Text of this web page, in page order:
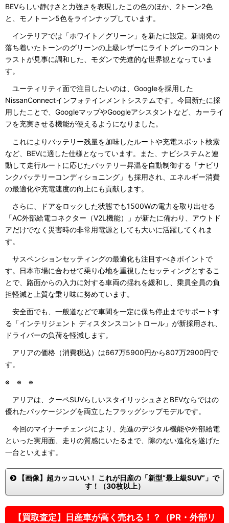
BEVらしい静けさと力強さを表現したこの色のほか、2トーン2色
と、モノトーン5色をラインナップしています。
インテリアでは「ホワイト／グリーン」を新たに設定。新開発の
落ち着いたトーンのグリーンの上級レザーにライトグレーのコント
ラストが見事に調和した、モダンで先進的な世界観となっていま
す。
ユーティリティ面で注目したいのは、Googleを採用した
NissanConnectインフォテインメントシステムです。今回新たに採
用したことで、GoogleマップやGoogleアシスタントなど、カーライ
フを充実させる機能が使えるようになりました。
これによりバッテリー残量を加味したルートや充電スポット検索
など、BEVに適した仕様となっています。また、ナビシステムと連
動して走行ルートに応じたバッテリー昇温を自動制御する「ナビリ
ンクバッテリーコンディショニング」も採用され、エネルギー消費
の最適化や充電速度の向上にも貢献します。
さらに、ドアをロックした状態でも1500Wの電力を取り出せる
「AC外部給電コネクター（V2L機能）」が新たに備わり、アウトド
アだけでなく災害時の非常用電源としても大いに活躍してくれま
す。
サスペンションセッティングの最適化も注目すべきポイントで
す。日本市場に合わせて乗り心地を重視したセッティングとするこ
とで、路面からの入力に対する車両の揺れを緩和し、乗員全員の負
担軽減と上質な乗り味に努めています。
安全面でも、一般道などで車間を一定に保ち停止までサポートす
る「インテリジェント ディスタンスコントロール」が新採用され、
ドライバーの負荷を軽減します。
アリアの価格（消費税込）は667万5900円から807万2900円で
す。
※ ※ ※
アリアは、クーペSUVらしいスタイリッシュさとBEVならではの
優れたパッケージングを両立したフラッグシップモデルです。
今回のマイナーチェンジにより、先進のデジタル機能や外部給電
といった実用面、走りの質感にいたるまで、隙のない進化を遂げた
一台といえます。
【画像】超カッコいい！ これが日産の「新型“最上級SUV”」で
す！（30枚以上）
【買取査定】日産車が高く売れる！？（PR・外部リ